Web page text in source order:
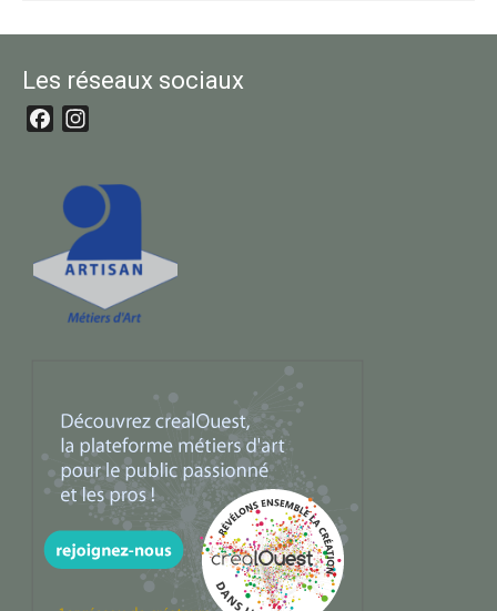
Les réseaux sociaux
Facebook